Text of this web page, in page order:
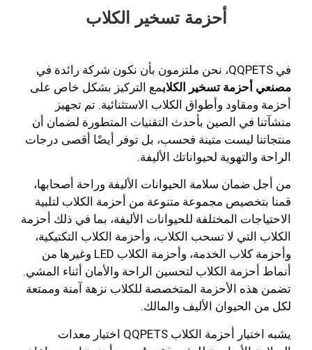
أحزمة تسخير الكلاب
في QQPETS، نحن ملتزمون بأن نكون شركة رائدة في
مصنعي أحزمة تسخير الكلابمع التركيز بشكل خاص على
أحزمة ومقاود وأطواق الكلاب الاستثنائية. تم تجهيز
منشآتنا في الصين بأحدث التقنيات المتطورة لضمان أن
منتجاتنا ليست متينة فحسب، بل توفر أيضًا أقصى درجات
الراحة والتهوية لحيواناتك الأليفة.
من أجل ضمان سلامة الحيوانات الأليفة وراحة أصحابها،
قمنا بتخصيص مجموعة متنوعة من أحزمة الكلاب لتلبية
الاحتياجات المختلفة للحيوانات الأليفة، بما في ذلك أحزمة
الكلاب التي لا تسحب الكلاب، وأحزمة الكلاب التكتيكية،
وأحزمة كلاب الخدمة، وأحزمة الكلاب LED وغيرها من
أنماط أحزمة الكلاب لتحسين الراحة والأمان أثناء المشي.
تضمن هذه الأحزمة المتخصصة للكلاب نزهة آمنة وممتعة
لكل من الحيوان الأليف والمالك.
يشبه اختيار أحزمة الكلاب QQPETS اختيار معدات